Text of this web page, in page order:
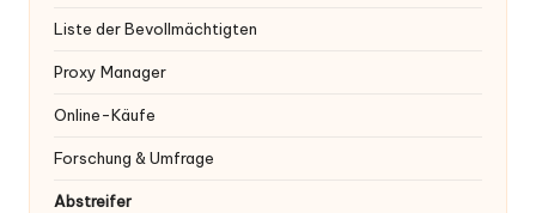
Liste der Bevollmächtigten
Proxy Manager
Online-Käufe
Forschung & Umfrage
Abstreifer